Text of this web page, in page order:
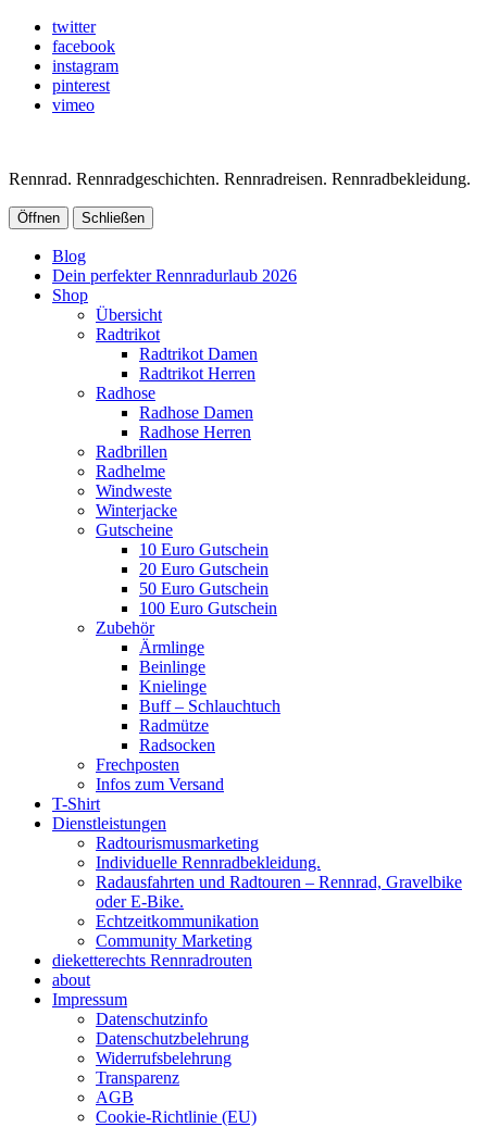
twitter
facebook
instagram
pinterest
vimeo
Rennrad. Rennradgeschichten. Rennradreisen. Rennradbekleidung.
Öffnen Schließen
Blog
Dein perfekter Rennradurlaub 2026
Shop
Übersicht
Radtrikot
Radtrikot Damen
Radtrikot Herren
Radhose
Radhose Damen
Radhose Herren
Radbrillen
Radhelme
Windweste
Winterjacke
Gutscheine
10 Euro Gutschein
20 Euro Gutschein
50 Euro Gutschein
100 Euro Gutschein
Zubehör
Ärmlinge
Beinlinge
Knielinge
Buff – Schlauchtuch
Radmütze
Radsocken
Frechposten
Infos zum Versand
T-Shirt
Dienstleistungen
Radtourismusmarketing
Individuelle Rennradbekleidung.
Radausfahrten und Radtouren – Rennrad, Gravelbike
oder E-Bike.
Echtzeitkommunikation
Community Marketing
dieketterechts Rennradrouten
about
Impressum
Datenschutzinfo
Datenschutzbelehrung
Widerrufsbelehrung
Transparenz
AGB
Cookie-Richtlinie (EU)